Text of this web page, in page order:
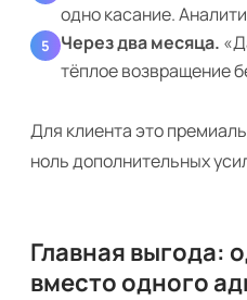
одно касание.
5 Через два месяца.
тёплое возвращение
Для клиента это
ноль дополнительных
Главная выгода:
вместо одного